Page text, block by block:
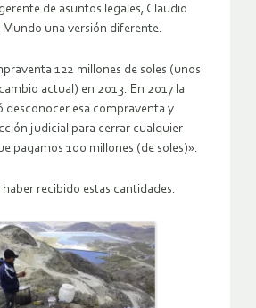
de asuntos legales, Claudio
Mundo una versión diferente.
122 millones de soles (unos
actual) en 2013. En 2017 la
desconocer esa compraventa y
judicial para cerrar cualquier
pagamos 100 millones (de soles)».
recibido estas cantidades.